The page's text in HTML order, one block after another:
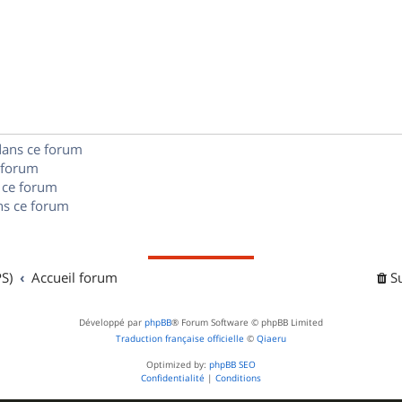
e
ce forum
forum
ce forum
Accueil forum
Développé par phpBB® Forum Software © phpBB Limited
Traduction française officielle © Qiaeru
Optimized by: phpBB SEO
Confidentialité | Conditions